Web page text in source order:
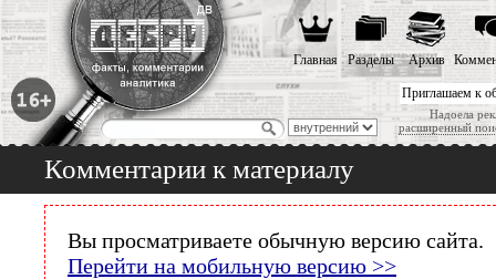
Приглашаем к
Надоела
расширенный
Главная Разделы Архив
Комментарии к материалу
Вы просматриваете обычную версию сайта.
Перейти на мобильную версию >>